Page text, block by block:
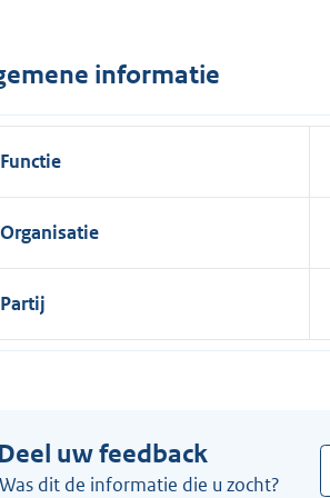
n
:
informatie
Functie
Organisatie
Partij
uw feedback
Was dit de informatie die u zocht?